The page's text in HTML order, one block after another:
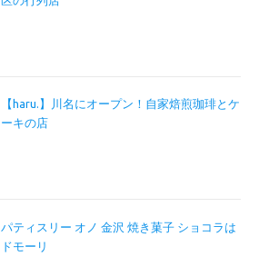
【haru.】川名にオープン！自家焙煎珈琲とケ
ーキの店
パティスリー オノ 金沢 焼き菓子 ショコラは
ドモーリ